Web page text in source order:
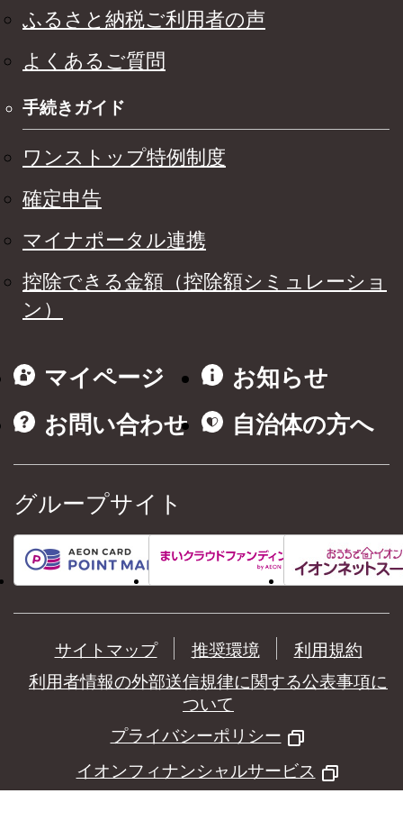
ふるさと納税ご利用者の声
よくあるご質問
手続きガイド
ワンストップ特例制度
確定申告
マイナポータル連携
控除できる金額（控除額シミュレーショ
ン）
マイページ
お知らせ
お問い合わせ
自治体の方へ
グループサイト
サイトマップ 推奨環境
利用規約
利用者情報の外部送信規律に関する公表事項に
ついて
プライバシーポリシー
イオンフィナンシャルサービス